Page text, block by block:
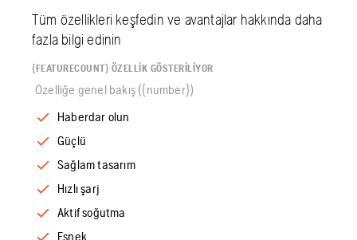
Tüm özellikleri keşfedin ve avantajlar hakkında daha
fazla bilgi edinin
{FEATURECOUNT} ÖZELLIK GÖSTERILIYOR
Özelliğe genel bakış ({number})
Haberdar olun
Güçlü
Sağlam tasarım
Hızlı şarj
Aktif soğutma
Esnek